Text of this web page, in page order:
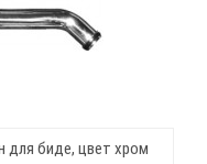
для биде, цвет хром